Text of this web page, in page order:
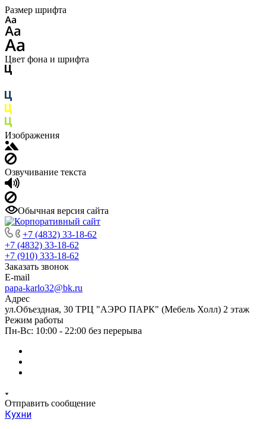
Размер шрифта
Цвет фона и шрифта
Изображения
Озвучивание текста
Обычная версия сайта
+7 (4832) 33-18-62
+7 (4832) 33-18-62
+7 (910) 333-18-62
Заказать звонок
E-mail
papa-karlo32@bk.ru
Адрес
ул.Объездная, 30 ТРЦ "АЭРО ПАРК" (Мебель Холл) 2 этаж
Режим работы
Пн-Вс: 10:00 - 22:00 без перерыва
Отправить сообщение
Кухни